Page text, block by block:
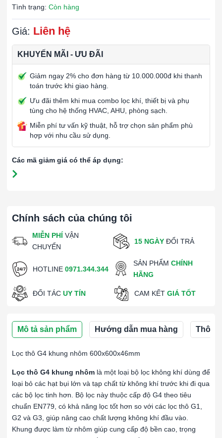
Chính sách của chúng tôi
MIỄN PHÍ VẬN
CHUYỂN
15 NGÀY ĐỔI TRẢ
HOTLINE 0971.344.344
SẢN PHẨMCHÍNH
HÃNG
ĐỐI TÁC UY TÍN CAM KẾT GIÁ TỐT
Mô tả sản phẩm Hướng dẫn mua hàng Thông
Lọc thô G4 khung nhôm 600x600x46mm
Lọc thô G4 khung nhôm là một loại bộ lọc không khí dùng để
loại bỏ các hạt bụi lớn và tạp chất từ không khí trước khi đi qua
các bộ lọc tinh hơn. Bộ lọc này thuộc cấp độ G4 theo tiêu
chuẩn EN779, có khả năng lọc tốt hơn so với các lọc thô G1,
G2 và G3, giúp nâng cao chất lượng không khí đầu vào.
Khung được làm từ nhôm giúp cung cấp độ bền cao, trọng
Tình trạng: Còn hàng
Giá: Liên hệ
KHUYẾN MÃI - ƯU ĐÃI
Giảm ngay 2% cho đơn hàng từ 10.000.000đ khi thanh
toán trước khi giao hàng.
Ưu đãi thêm khi mua combo lọc khí, thiết bị và phụ
tùng cho hệ thống HVAC, AHU, phòng sạch.
Miễn phí tư vấn kỹ thuật, hỗ trợ chọn sản phẩm phù
hợp với nhu cầu sử dụng.
Các mã giảm giá có thể áp dụng: